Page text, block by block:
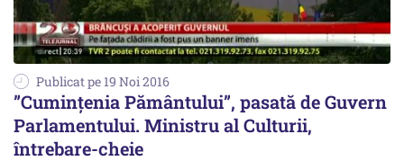
Publicat pe 19 Noi 2016
”Cumințenia Pământului”, pasată de Guvern
Parlamentului. Ministru al Culturii,
întrebare-cheie